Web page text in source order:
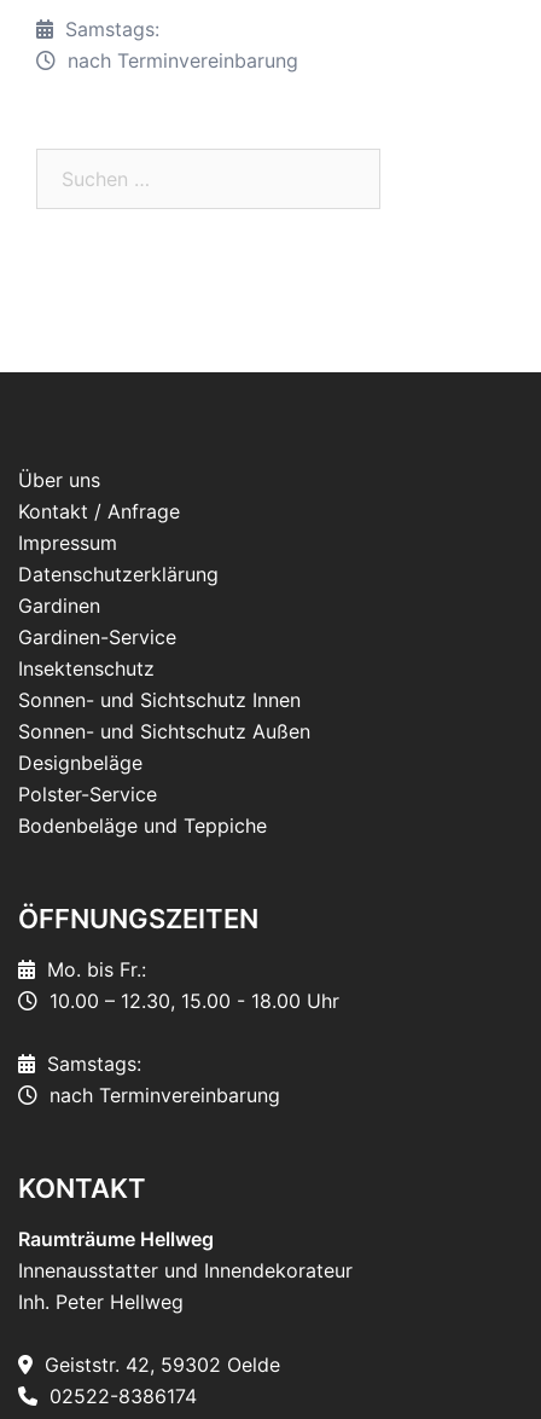
Samstags:
nach Terminvereinbarung
Über uns
Kontakt / Anfrage
Impressum
Datenschutzerklärung
Gardinen
Gardinen-Service
Insektenschutz
Sonnen- und Sichtschutz Innen
Sonnen- und Sichtschutz Außen
Designbeläge
Polster-Service
Bodenbeläge und Teppiche
ÖFFNUNGSZEITEN
Mo. bis Fr.:
10.00 – 12.30, 15.00 - 18.00 Uhr
Samstags:
nach Terminvereinbarung
KONTAKT
Raumträume Hellweg
Innenausstatter und Innendekorateur
Inh. Peter Hellweg
Geiststr. 42, 59302 Oelde
02522-8386174